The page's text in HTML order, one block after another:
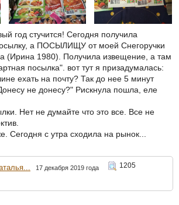
год стучится! Сегодня получила
а ПОСЫЛИЩУ от моей Снегоручки
(Ирина 1980). Получила извещение, а там
посылка". вот тут я призадумалась:
ехать на почту? Так до нее 5 минут
не донесу?" Рискнула пошла, еле
Нет не думайте что это все. Все не
Сегодня с утра сходила на рынок...
17 декабря 2019 года
1205